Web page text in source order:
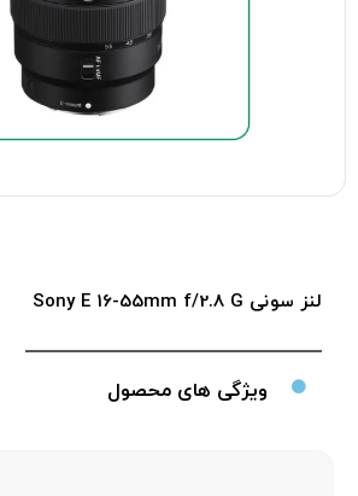
لنز سونی Sony E 16-55mm f/2.8 G
ویژگی های محصول